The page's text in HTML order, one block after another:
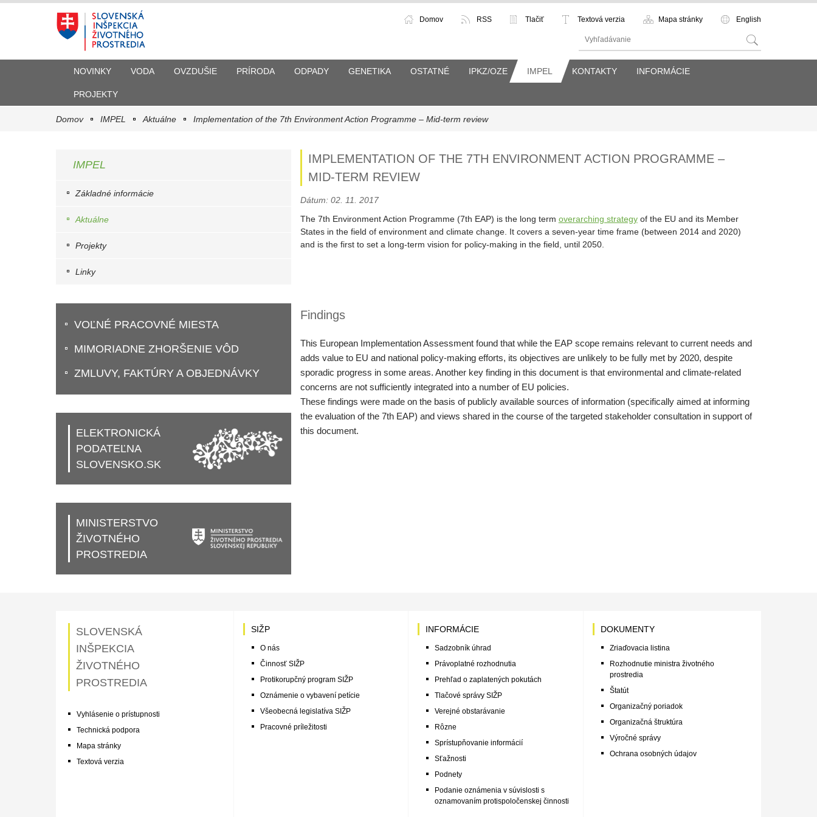
English
Mapa stránky
Textová verzia
Tlačiť
RSS
Domov
NOVINKY VODA OVZDUŠIE PRÍRODA ODPADY GENETIKA OSTATNÉ IPKZ/OZE IMPEL KONTAKTY INFORMÁCIE
PROJEKTY
Domov IMPEL Aktuálne Implementation of the 7th Environment Action Programme – Mid-term review
IMPLEMENTATION OF THE 7TH ENVIRONMENT ACTION PROGRAMME –
MID-TERM REVIEW
Dátum: 02. 11. 2017
The 7th Environment Action Programme (7th EAP) is the long term overarching strategyof the EU and its Member
States in the field of environment and climate change. It covers a seven-year time frame (between 2014 and 2020)
and is the first to set a long-term vision for policy-making in the field, until 2050.
Findings
This European Implementation Assessment found that while the EAP scope remains relevant to current needs and
adds value to EU and national policy-making efforts, its objectives are unlikely to be fully met by 2020, despite
sporadic progress in some areas. Another key finding in this document is that environmental and climate-related
concerns are not sufficiently integrated into a number of EU policies.
These findings were made on the basis of publicly available sources of information (specifically aimed at informing
the evaluation of the 7th EAP) and views shared in the course of the targeted stakeholder consultation in support of
this document.
IMPEL
Základné informácie
Aktuálne
Projekty
Linky
VOĽNÉ PRACOVNÉ MIESTA
MIMORIADNE ZHORŠENIE VÔD
ZMLUVY, FAKTÚRY A OBJEDNÁVKY
ELEKTRONICKÁ
PODATEĽNA
SLOVENSKO.SK
MINISTERSTVO
ŽIVOTNÉHO
PROSTREDIA
SLOVENSKÁ
INŠPEKCIA
ŽIVOTNÉHO
PROSTREDIA
Vyhlásenie o prístupnosti
Technická podpora
Mapa stránky
Textová verzia
SIŽP
O nás
Činnosť SIŽP
Protikorupčný program SIŽP
Oznámenie o vybavení petície
Všeobecná legislatíva SIŽP
Pracovné príležitosti
INFORMÁCIE
Sadzobník úhrad
Právoplatné rozhodnutia
Prehľad o zaplatených pokutách
Tlačové správy SIŽP
Verejné obstarávanie
Rôzne
Sprístupňovanie informácií
Sťažnosti
Podnety
Podanie oznámenia v súvislosti s
oznamovaním protispoločenskej činnosti
DOKUMENTY
Zriaďovacia listina
Rozhodnutie ministra životného
prostredia
Štatút
Organizačný poriadok
Organizačná štruktúra
Výročné správy
Ochrana osobných údajov